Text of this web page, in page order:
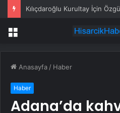
Kılıçdaroğlu Kurultay İçin
Menü
Anasayfa / Haber
Haber
Adana’da